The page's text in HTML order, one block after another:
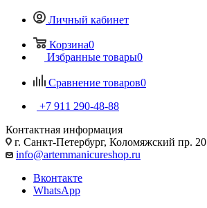
Личный кабинет
Корзина0
Избранные товары0
Сравнение товаров0
+7 911 290-48-88
Контактная информация
г. Санкт-Петербург, Коломяжский пр. 20
info@artemmanicureshop.ru
Вконтакте
WhatsApp